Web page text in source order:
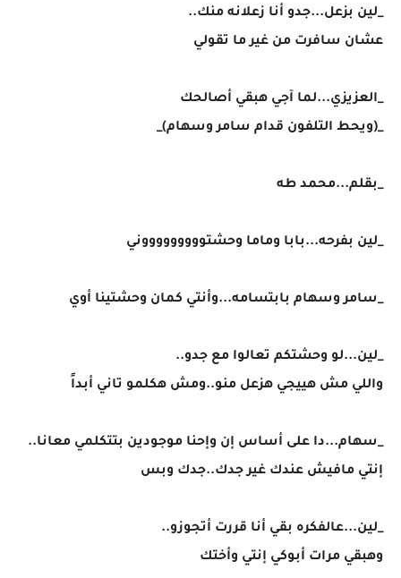
_لين بزعل...جدو أنا زعلانه منك..
عشان سافرت من غير ما تقولي
_العزيزي...لما آجي هبقي أصالحك
_(ويحط التلفون قدام سامر وسهام)_
_بقلم...محمد طه
_لين بفرحه...بابا وماما وحشتوووووووووني
_سامر وسهام بابتسامه...وأنتي كمان وحشتينا أوي
_لين...لو وحشتكم تعالوا مع جدو..
واللي مش هييجي هزعل منو..ومش هكلمو تاني أبداً
_سهام...دا على أساس إن وإحنا موجودين بتتكلمي معانا..
إنتي مافيش عندك غير جدك..جدك وبس
_لين...عالفكره بقي أنا قررت أتجوزو..
وهبقي مرات أبوكي إنتي وأختك